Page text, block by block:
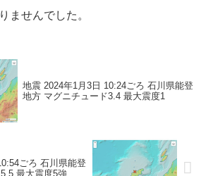
ませんでした。
地震 2024年1月3日 10:24ごろ 石川県能登
地方 マグニチュード3.4 最大震度1
ごろ 石川県能登
最大震度5強